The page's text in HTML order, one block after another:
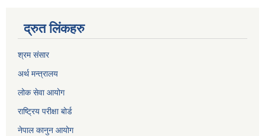
द्रुत लिंकहरु
श्रम संसार
अर्थ मन्त्रालय
लोक सेवा आयोग
राष्ट्रिय परीक्षा बोर्ड
नेपाल कानुन आयोग